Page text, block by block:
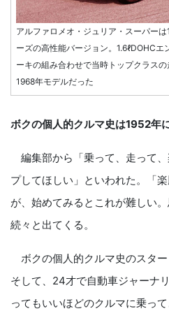
アルファロメオ・ジュリア・スーパー
ーズの高性能バージョン。1.6ℓDOHC
ーキの組み合わせで当時トップクラス
1968年モデルだった
ボクの個人的クルマ史は1952年
編集部から「乗って、走って
プしてほしい」といわれた。「
が、始めてみるとこれが難しい
続々と出てくる。
ボクの個人的クルマ史のスター
そして、24才で自動車ジャーナ
ってもいいほどのクルマに乗っ